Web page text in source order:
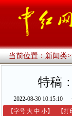
当前位置：新闻类
特稿
2022-08-30 10:15:10
【字号 大 中 小】 【打